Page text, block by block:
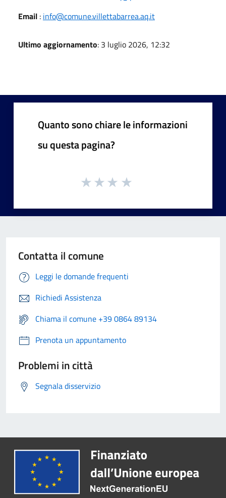
Email : info@comune.villettabarrea.aq.it
Ultimo aggiornamento: 3 luglio 2026, 12:32
Quanto sono chiare le informazioni
su questa pagina?
Contatta il comune
Leggi le domande frequenti
Richiedi Assistenza
Chiama il comune +39 0864 89134
Prenota un appuntamento
Problemi in città
Segnala disservizio